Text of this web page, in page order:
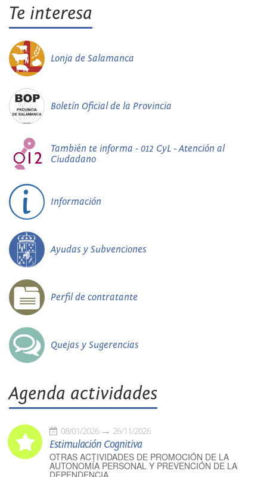
Te interesa
Lonja de Salamanca
Boletín Oficial de la Provincia
También te informa - 012 CyL - Atención al
Ciudadano
Información
Ayudas y Subvenciones
Perfil de contratante
Quejas y Sugerencias
Agenda actividades
08/01/2026 26/11/2026
Estimulación Cognitiva
OTRAS ACTIVIDADES DE PROMOCIÓN DE LA
AUTONOMÍA PERSONAL Y PREVENCIÓN DE LA
DEPENDENCIA